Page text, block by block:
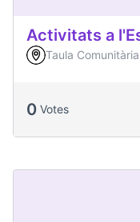
Activitats a
Taula
0 Votes